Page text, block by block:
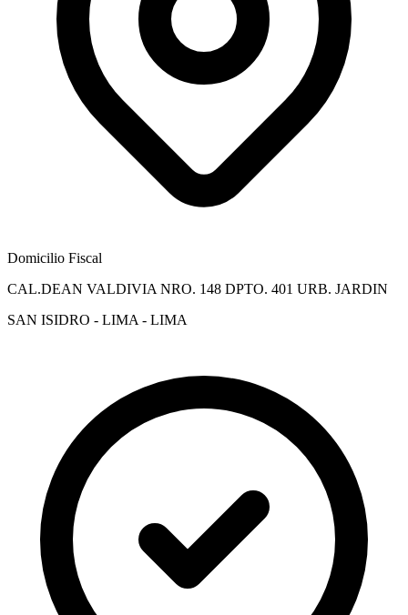
Domicilio Fiscal
CAL.DEAN VALDIVIA NRO. 148 DPTO. 401 URB. JARDIN
SAN ISIDRO - LIMA - LIMA